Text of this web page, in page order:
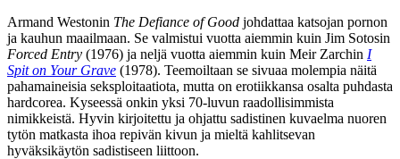
Armand Westonin The Defiance of Good johdattaa katsojan pornon
ja kauhun maailmaan. Se valmistui vuotta aiemmin kuin Jim Sotosin
Forced Entry (1976) ja neljä vuotta aiemmin kuin Meir Zarchin I
Spit on Your Grave (1978). Teemoiltaan se sivuaa molempia näitä
pahamaineisia seksploitaatiota, mutta on erotiikkansa osalta puhdasta
hardcorea. Kyseessä onkin yksi 70‑luvun raadollisimmista
nimikkeistä. Hyvin kirjoitettu ja ohjattu sadistinen kuvaelma nuoren
tytön matkasta ihoa repivän kivun ja mieltä kahlitsevan
hyväksikäytön sadistiseen liittoon.